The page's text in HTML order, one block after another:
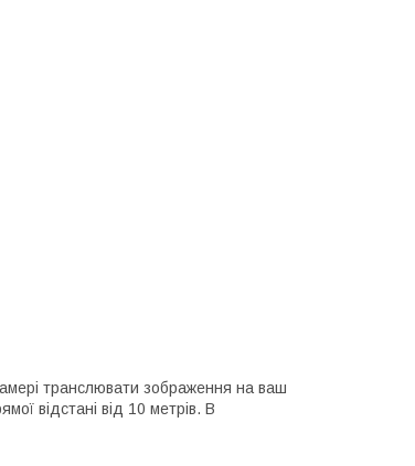
транслювати зображення на ваш
відстані від 10 метрів. В